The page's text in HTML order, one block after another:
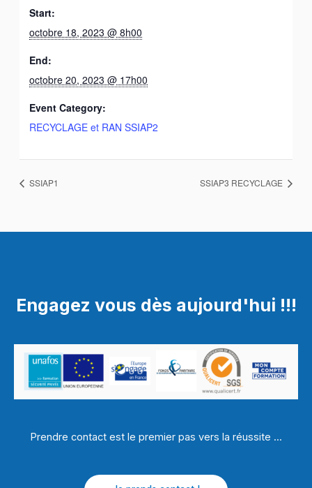
Start:
octobre 18, 2023 @ 8h00
End:
octobre 20, 2023 @ 17h00
Event Category:
RECYCLAGE et RAN SSIAP2
SSIAP1 SSIAP3 RECYCLAGE
Engagez vous dès aujourd'hui !!!
Prendre contact est le premier pas vers la réussite ...